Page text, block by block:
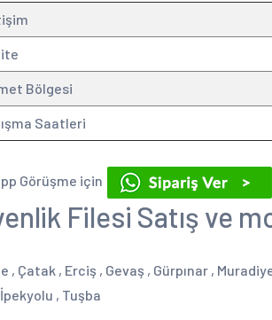
Bölgesi
Saatleri
Görüşme için
Filesi Satış ve
, Çatak , Erciş , Gevaş , Gürpınar ,
, Tuşba